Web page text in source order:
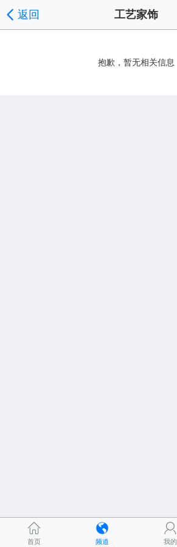
返回 工艺家饰
抱歉，暂无相关信息
首页 频道 我的